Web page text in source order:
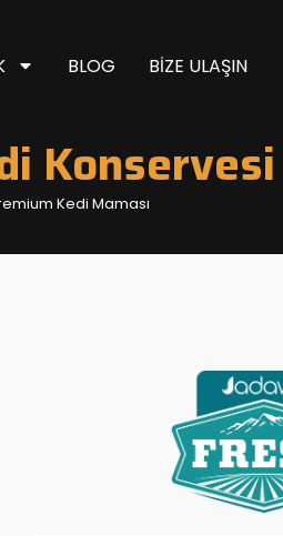
BLOG BIZE ULAŞIN
Kedi Maması